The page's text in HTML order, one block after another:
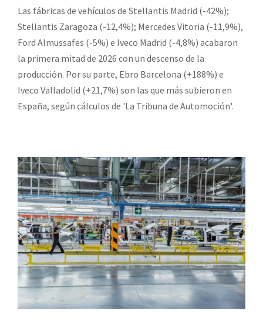
Las fábricas de vehículos de Stellantis Madrid (-42%);
Stellantis Zaragoza (-12,4%); Mercedes Vitoria (-11,9%),
Ford Almussafes (-5%) e Iveco Madrid (-4,8%) acabaron
la primera mitad de 2026 con un descenso de la
producción. Por su parte, Ebro Barcelona (+188%) e
Iveco Valladolid (+21,7%) son las que más subieron en
España, según cálculos de 'La Tribuna de Automoción'.